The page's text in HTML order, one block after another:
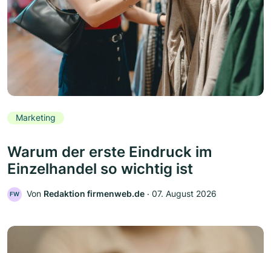
Marketing
Warum der erste Eindruck im
Einzelhandel so wichtig ist
FW Von Redaktion firmenweb.de ‧ 07. August 2026